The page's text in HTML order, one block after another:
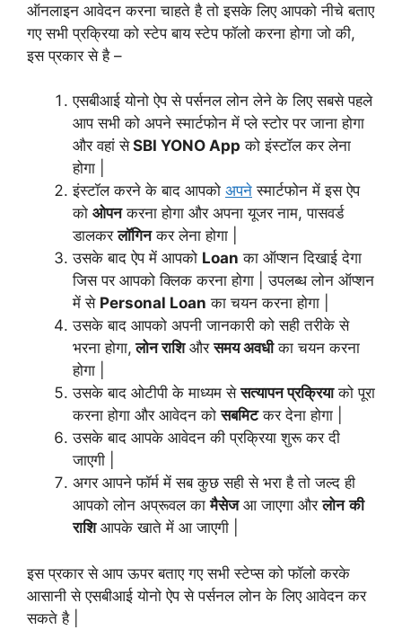
ऑनलाइन आवेदन करना चाहते है तो इसके लिए आपको नीचे बताए
गए सभी प्रक्रिया को स्टेप बाय स्टेप फॉलो करना होगा जो की,
इस प्रकार से है –
एसबीआई योनो ऐप से पर्सनल लोन लेने के लिए सबसे पहले
आप सभी को अपने स्मार्टफोन में प्ले स्टोर पर जाना होगा
और वहां सेSBI YONO App को इंस्टॉल कर लेना
होगा |
इंस्टॉल करने के बाद आपको अपने स्मार्टफोन में इस ऐप
को ओपनकरना होगा और अपना यूजर नाम, पासवर्ड
डालकरलॉगिनकर लेना होगा |
उसके बाद ऐप में आपको Loan का ऑप्शन दिखाई देगा
जिस पर आपको क्लिक करना होगा | उपलब्ध लोन ऑप्शन
में से Personal Loan का चयन करना होगा |
उसके बाद आपको अपनी जानकारी को सही तरीके से
भरना होगा, लोन राशिऔरसमय अवधीका चयन करना
होगा |
उसके बाद ओटीपी के माध्यम सेसत्यापन प्रक्रियाको पूरा
करना होगा और आवेदन कोसबमिटकर देना होगा |
उसके बाद आपके आवेदन की प्रक्रिया शुरू कर दी
जाएगी |
अगर आपने फॉर्म में सब कुछ सही से भरा है तो जल्द ही
आपको लोन अप्रूवल कामैसेजआ जाएगा औरलोन की
राशिआपके खाते में आ जाएगी |
इस प्रकार से आप ऊपर बताए गए सभी स्टेप्स को फॉलो करके
आसानी से एसबीआई योनो ऐप से पर्सनल लोन के लिए आवेदन कर
सकते है |